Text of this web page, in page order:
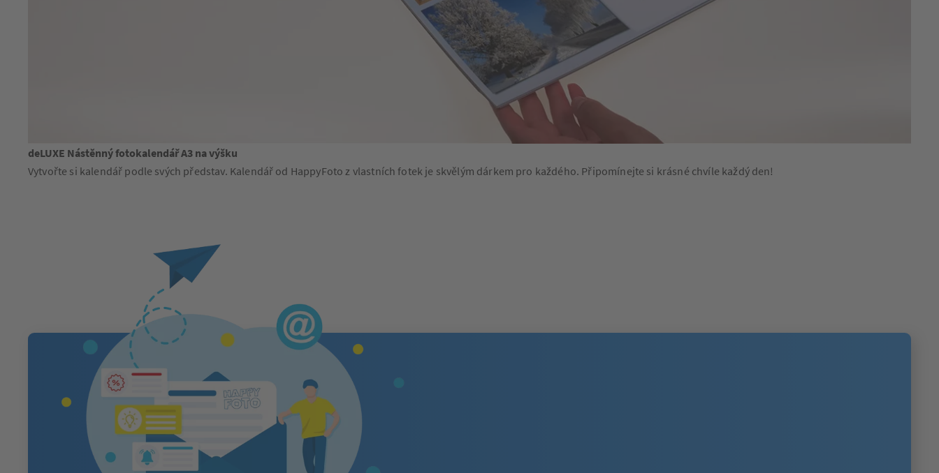
deLUXE Nástěnný fotokalendář A3 na výšku
Vytvořte si kalendář podle svých představ. Kalendář od HappyFoto z vlastních fotek je skvělým dárkem pro každého. Připomínejte si krásné chvíle každý den!